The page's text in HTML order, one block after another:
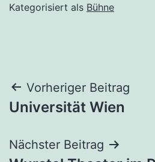
Kategorisiert als Bühne
Vorheriger Beitrag
Universität Wien
Nächster Beitrag